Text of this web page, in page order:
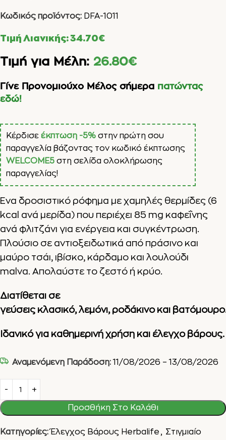
Κωδικός προϊόντος: DFA-1011
Τιμή Λιανικής:34.70€
Τιμή για Μέλη: 26.80€
Γίνε Προνομιούχο Μέλος σήμερα πατώντας
εδώ!
Κέρδισε έκπτωση -5% στην πρώτη σου
παραγγελία βάζοντας τον κωδικό έκπτωσης
WELCOME5 στη σελίδα ολοκλήρωσης
παραγγελίας!
Ένα δροσιστικό ρόφημα με χαμηλές θερμίδες (6
kcal ανά μερίδα) που περιέχει 85 mg καφεΐνης
ανά φλιτζάνι για ενέργεια και συγκέντρωση.
Πλούσιο σε αντιοξειδωτικά από πράσινο και
μαύρο τσάι, ιβίσκο, κάρδαμο και λουλούδι
malva. Απολαύστε το ζεστό ή κρύο.
Διατίθεται σε
γεύσεις κλασικό,λεμόνι, ροδάκινοκαι βατόμουρο
Ιδανικό για καθημερινή χρήση και έλεγχο βάρους.
Αναμενόμενη Παράδοση:11/08/2026 – 13/08/2026
Προσθήκη Στο Καλάθι
Κατηγορίες: Έλεγχος Βάρους Herbalife , Στιγμιαίο